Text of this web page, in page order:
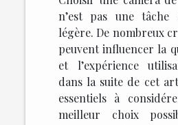
n’est pas une
légère. De nombreux
peuvent influencer la
et l’expérience
dans la suite de cet
essentiels à
meilleur choix